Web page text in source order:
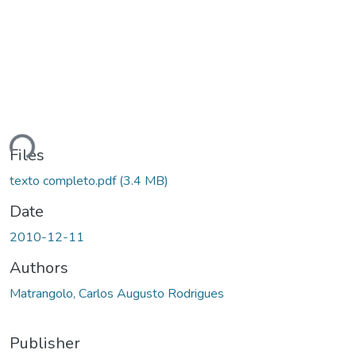
Loading...
Files
texto completo.pdf(3.4 MB)
Date
2010-12-11
Authors
Matrangolo, Carlos Augusto Rodrigues
Publisher